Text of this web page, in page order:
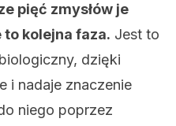
pięć zmysłów je
kolejna faza. Jest to
dzięki
i nadaje znaczenie
niego poprzez